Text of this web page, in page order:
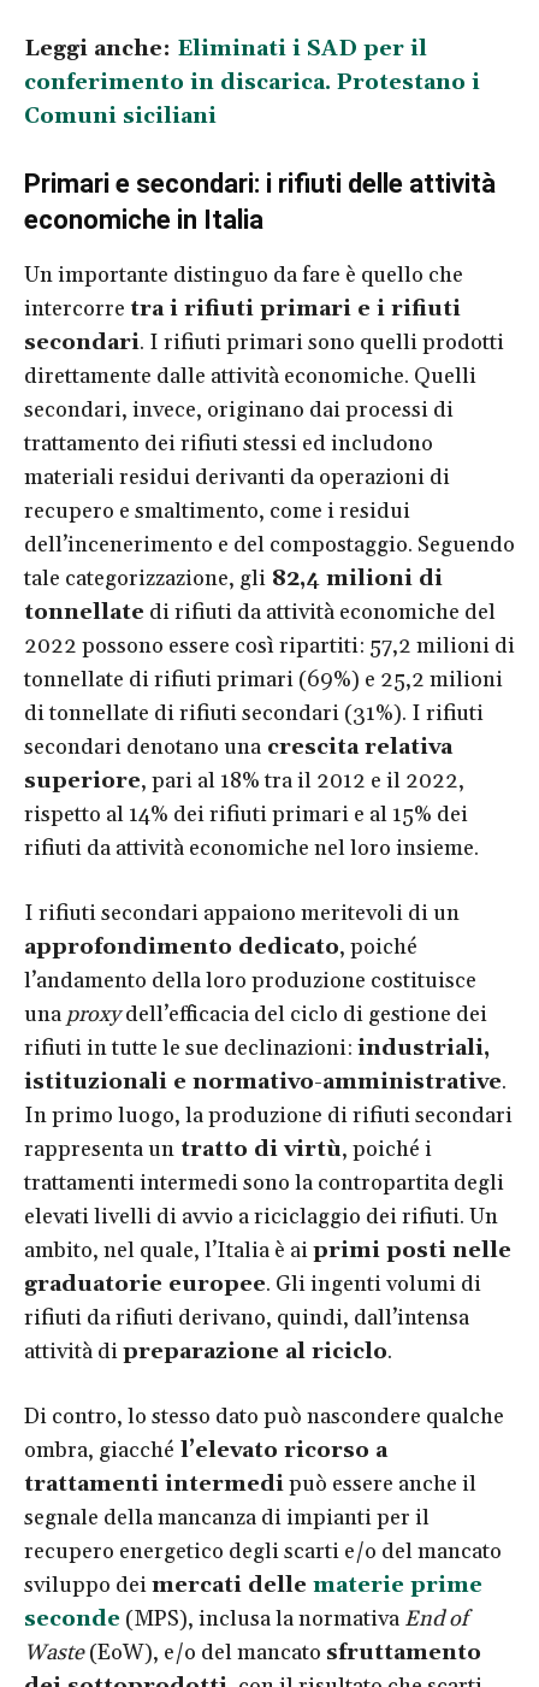
Leggi anche: Eliminati i SAD per il
conferimento in discarica. Protestano i
Comuni siciliani
Primari e secondari: i rifiuti delle attività
economiche in Italia
Un importante distinguo da fare è quello che
intercorre tra i rifiuti primari e i rifiuti
secondari. I rifiuti primari sono quelli prodotti
direttamente dalle attività economiche. Quelli
secondari, invece, originano dai processi di
trattamento dei rifiuti stessi ed includono
materiali residui derivanti da operazioni di
recupero e smaltimento, come i residui
dell’incenerimento e del compostaggio. Seguendo
tale categorizzazione, gli 82,4 milioni di
tonnellate di rifiuti da attività economiche del
2022 possono essere così ripartiti: 57,2 milioni di
tonnellate di rifiuti primari (69%) e 25,2 milioni
di tonnellate di rifiuti secondari (31%). I rifiuti
secondari denotano una crescita relativa
superiore, pari al 18% tra il 2012 e il 2022,
rispetto al 14% dei rifiuti primari e al 15% dei
rifiuti da attività economiche nel loro insieme.
I rifiuti secondari appaiono meritevoli di un
approfondimento dedicato, poiché
l’andamento della loro produzione costituisce
una proxydell’efficacia del ciclo di gestione dei
rifiuti in tutte le sue declinazioni: industriali,
istituzionali e normativo-amministrative.
In primo luogo, la produzione di rifiuti secondari
rappresenta un tratto di virtù, poiché i
trattamenti intermedi sono la contropartita degli
elevati livelli di avvio a riciclaggio dei rifiuti. Un
ambito, nel quale, l’Italia è aiprimi posti nelle
graduatorie europee. Gli ingenti volumi di
rifiuti da rifiuti derivano, quindi, dall’intensa
attività dipreparazione al riciclo.
Di contro, lo stesso dato può nascondere qualche
ombra, giacché l’elevato ricorso a
trattamenti intermedipuò essere anche il
segnale della mancanza di impianti per il
recupero energetico degli scarti e/o del mancato
sviluppo deimercati delle materie prime
seconde (MPS), inclusa la normativa End of
Waste(EoW), e/o del mancato sfruttamento